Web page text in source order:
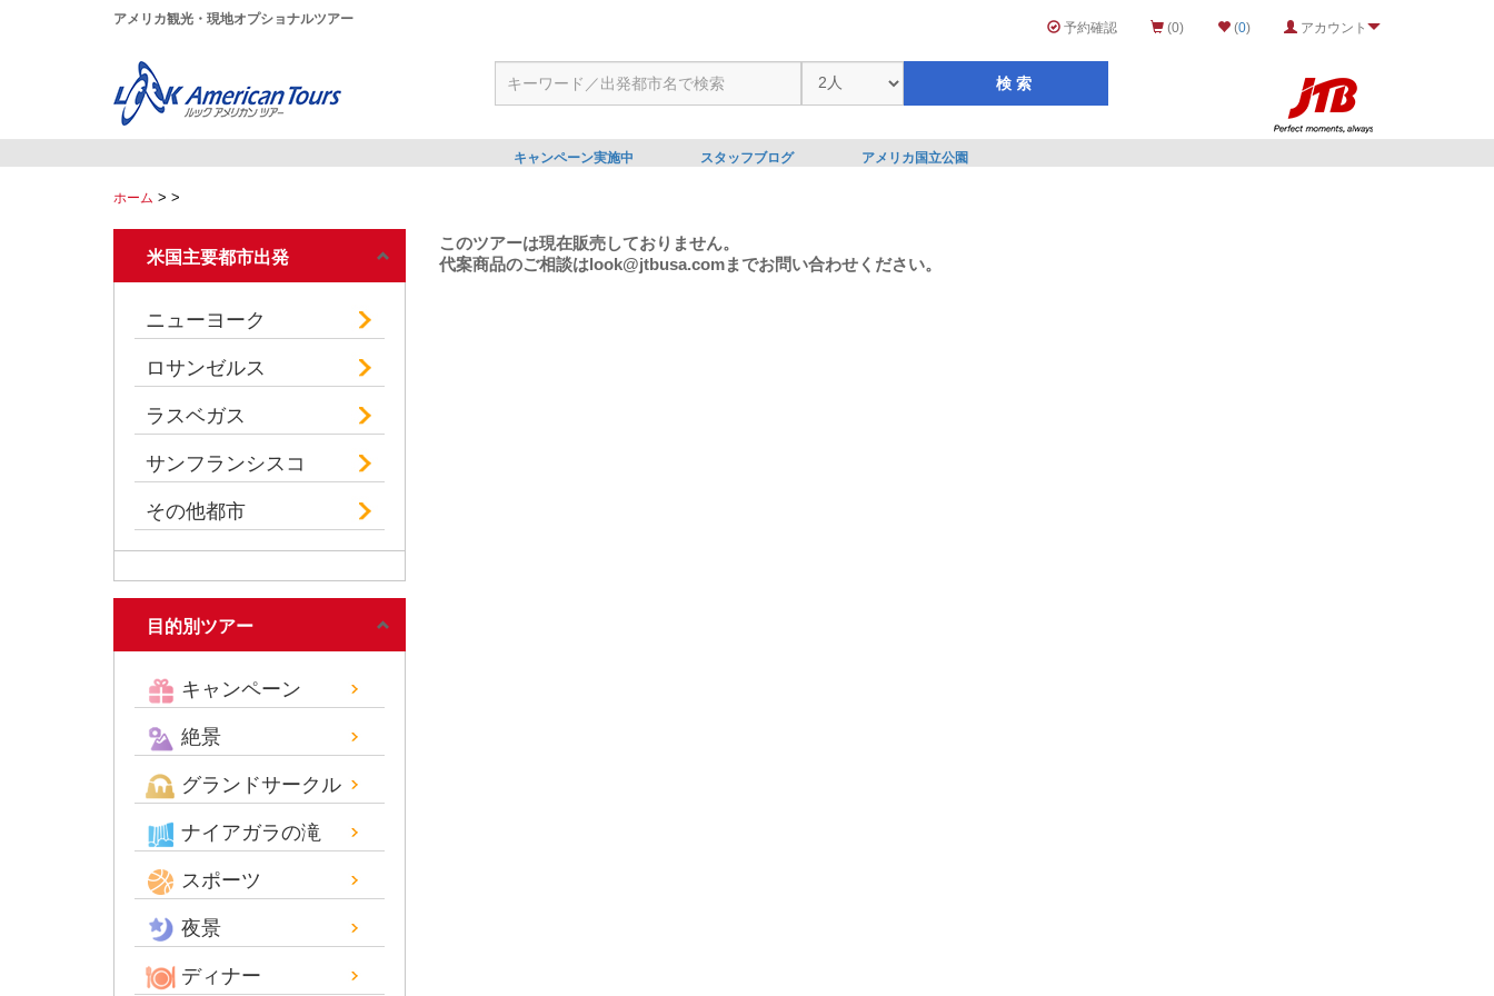
アメリカ観光・現地オプショナルツアー
予約確認 (0) (0) アカウント
キャンペーン実施中 スタッフブログ アメリカ国立公園
ホーム > >
米国主要都市出発
ニューヨーク
ロサンゼルス
ラスベガス
サンフランシスコ
その他都市
目的別ツアー
キャンペーン
絶景
グランドサークル
ナイアガラの滝
スポーツ
夜景
ディナー
このツアーは現在販売しておりません。
代案商品のご相談はlook@jtbusa.comまでお問い合わせください。